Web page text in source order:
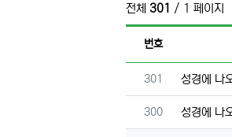
전체 301 / 1 페이지
번호
번호
301 성경에 나
번호
300 성경에 나